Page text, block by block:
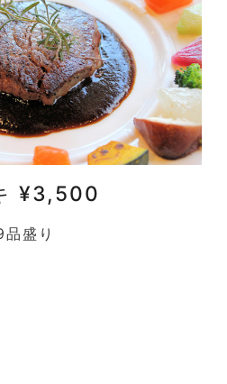
¥3,500
盛り